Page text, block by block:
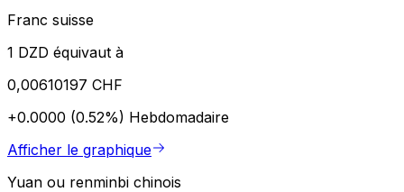
Franc suisse
1 DZD équivaut à
0,00610197 CHF
+0.0000 (0.52%) Hebdomadaire
Afficher le graphique
Yuan ou renminbi chinois